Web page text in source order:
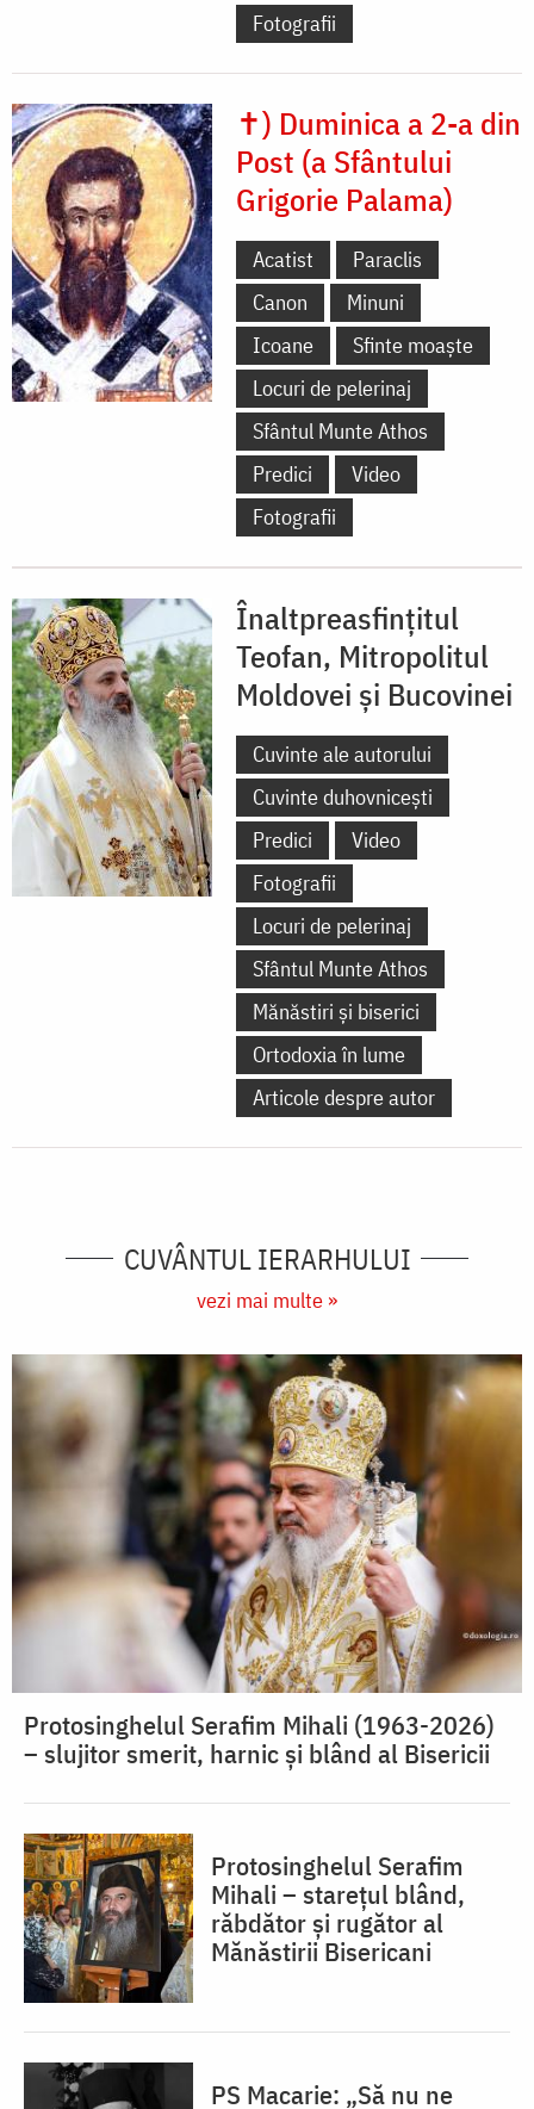
Fotografii
✝) Duminica a 2-a din
Post (a Sfântului
Grigorie Palama)
Acatist
Paraclis
Canon
Minuni
Icoane
Sfinte moaște
Locuri de pelerinaj
Sfântul Munte Athos
Predici
Video
Fotografii
Înaltpreasfințitul
Teofan, Mitropolitul
Moldovei și Bucovinei
Cuvinte ale autorului
Cuvinte duhovnicești
Predici
Video
Fotografii
Locuri de pelerinaj
Sfântul Munte Athos
Mănăstiri și biserici
Ortodoxia în lume
Articole despre autor
CUVÂNTUL IERARHULUI
vezi mai multe »
Protosinghelul Serafim Mihali (1963-2026)
– slujitor smerit, harnic și blând al Bisericii
Protosinghelul Serafim
Mihali – starețul blând,
răbdător și rugător al
Mănăstirii Bisericani
PS Macarie: „Să nu ne